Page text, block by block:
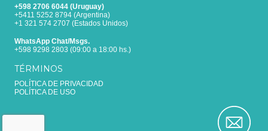
+598 2706 6044 (Uruguay)
+5411 5252 8794 (Argentina)
+1 321 574 2707 (Estados Unidos)
WhatsApp Chat/Msgs.
+598 9298 2803 (09:00 a 18:00 hs.)
TÉRMINOS
POLÍTICA DE PRIVACIDAD
POLÍTICA DE USO